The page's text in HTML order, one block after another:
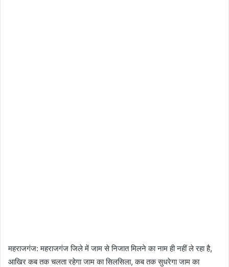
महराजगंज: महराजगंज जिले में जाम से निजात मिलने का नाम ही नहीं ले रहा है,
आखिर कब तक चलता रहेगा जाम का सिलसिला, कब तक सुधरेगा जाम का